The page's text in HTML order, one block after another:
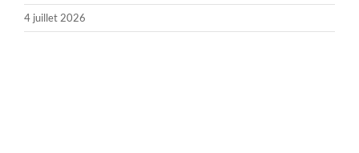
4 juillet 2026